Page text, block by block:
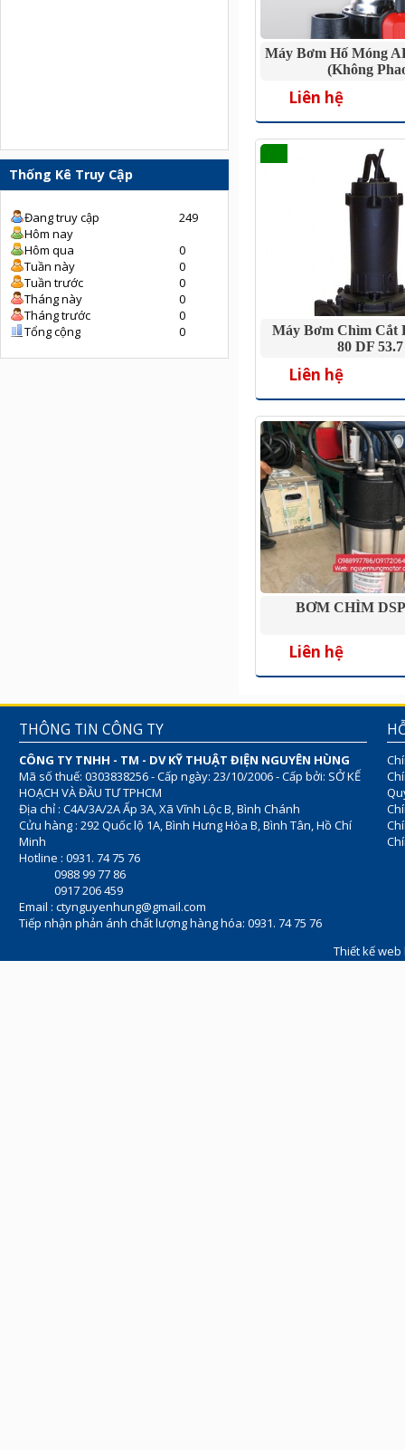
Thống Kê Truy Cập
Đang truy cập
249
Hôm nay
Hôm qua
0
Tuần này
0
Tuần trước
0
Tháng này
0
Tháng trước
0
Tổng cộng
0
Máy Bơm Hố Móng
(không
Liên hệ
Máy Bơm Chìm Cắt
80 DF 53.7
Liên hệ
BƠM CHÌM
Liên hệ
THÔNG TIN CÔNG TY
CÔNG TY TNHH - TM - DV KỸ THUẬT ĐIỆN NGUYÊN HÙNG
Mã số thuế: 0303838256 - Cấp ngày: 23/10/2006 - Cấp bởi: SỞ KẾ
HOẠCH VÀ ĐẦU TƯ TPHCM
Địa chỉ : C4A/3A/2A Ấp 3A, Xã Vĩnh Lộc B, Bình Chánh
Cửu hàng : 292 Quốc lộ 1A, Bình Hưng Hòa B, Bình Tân, Hồ Chí
Minh
Hotline : 0931. 74 75 76
0988 99 77 86
0917 206 459
Email : ctynguyenhung@gmail.com
Tiếp nhận phản ánh chất lượng hàng hóa: 0931. 74 75 76
Thiết kế web